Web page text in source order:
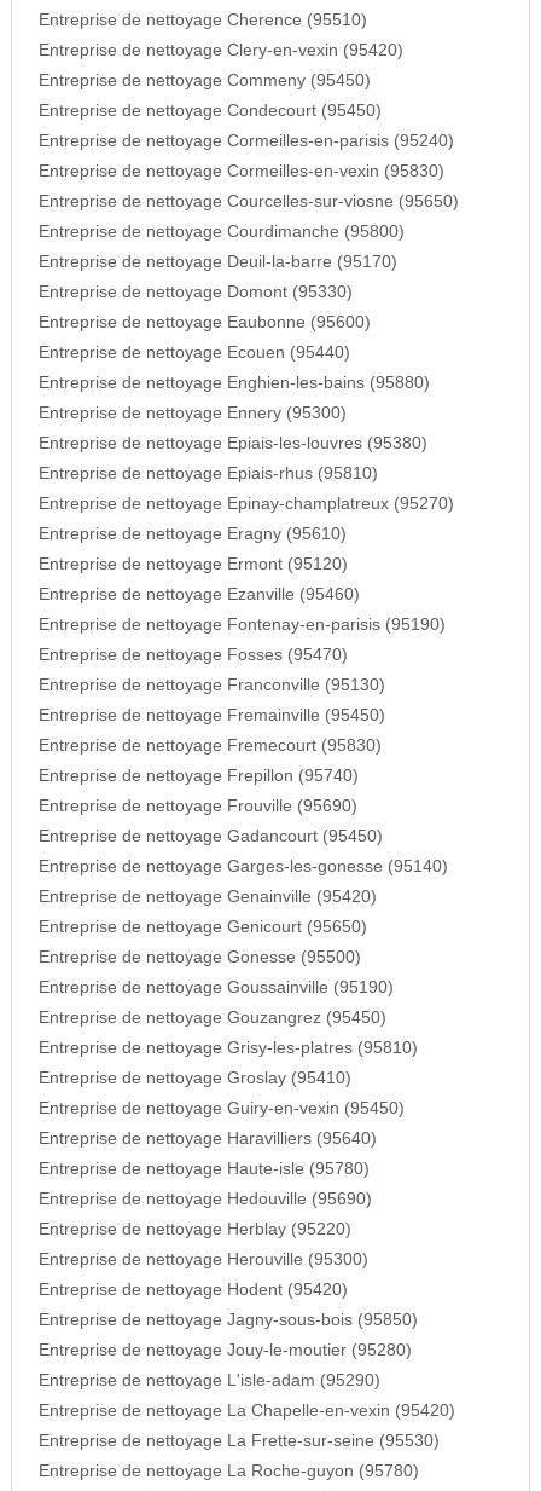
Entreprise de nettoyage Cherence (95510)
Entreprise de nettoyage Clery-en-vexin (95420)
Entreprise de nettoyage Commeny (95450)
Entreprise de nettoyage Condecourt (95450)
Entreprise de nettoyage Cormeilles-en-parisis (95240)
Entreprise de nettoyage Cormeilles-en-vexin (95830)
Entreprise de nettoyage Courcelles-sur-viosne (95650)
Entreprise de nettoyage Courdimanche (95800)
Entreprise de nettoyage Deuil-la-barre (95170)
Entreprise de nettoyage Domont (95330)
Entreprise de nettoyage Eaubonne (95600)
Entreprise de nettoyage Ecouen (95440)
Entreprise de nettoyage Enghien-les-bains (95880)
Entreprise de nettoyage Ennery (95300)
Entreprise de nettoyage Epiais-les-louvres (95380)
Entreprise de nettoyage Epiais-rhus (95810)
Entreprise de nettoyage Epinay-champlatreux (95270)
Entreprise de nettoyage Eragny (95610)
Entreprise de nettoyage Ermont (95120)
Entreprise de nettoyage Ezanville (95460)
Entreprise de nettoyage Fontenay-en-parisis (95190)
Entreprise de nettoyage Fosses (95470)
Entreprise de nettoyage Franconville (95130)
Entreprise de nettoyage Fremainville (95450)
Entreprise de nettoyage Fremecourt (95830)
Entreprise de nettoyage Frepillon (95740)
Entreprise de nettoyage Frouville (95690)
Entreprise de nettoyage Gadancourt (95450)
Entreprise de nettoyage Garges-les-gonesse (95140)
Entreprise de nettoyage Genainville (95420)
Entreprise de nettoyage Genicourt (95650)
Entreprise de nettoyage Gonesse (95500)
Entreprise de nettoyage Goussainville (95190)
Entreprise de nettoyage Gouzangrez (95450)
Entreprise de nettoyage Grisy-les-platres (95810)
Entreprise de nettoyage Groslay (95410)
Entreprise de nettoyage Guiry-en-vexin (95450)
Entreprise de nettoyage Haravilliers (95640)
Entreprise de nettoyage Haute-isle (95780)
Entreprise de nettoyage Hedouville (95690)
Entreprise de nettoyage Herblay (95220)
Entreprise de nettoyage Herouville (95300)
Entreprise de nettoyage Hodent (95420)
Entreprise de nettoyage Jagny-sous-bois (95850)
Entreprise de nettoyage Jouy-le-moutier (95280)
Entreprise de nettoyage L'isle-adam (95290)
Entreprise de nettoyage La Chapelle-en-vexin (95420)
Entreprise de nettoyage La Frette-sur-seine (95530)
Entreprise de nettoyage La Roche-guyon (95780)